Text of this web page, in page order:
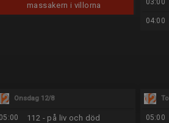
massakern i villorna
03:00
04:00
Onsdag 12/8
05:00 112 - på liv och död 05:00